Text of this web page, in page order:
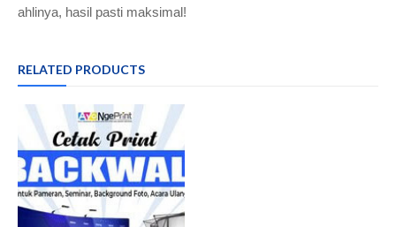
ahlinya, hasil pasti maksimal!
RELATED PRODUCTS